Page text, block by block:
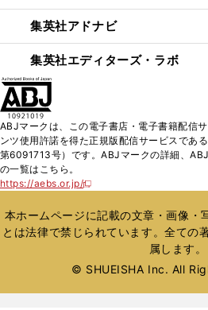
集英社アドナビ
集英社エディターズ・ラボ
ABJマークは、この電子書店・電子書籍配信
ンツ使用許諾を得た正規版配信サービスであ
第6091713号）です。ABJマークの詳細、
の一覧はこちら。
https://aebs.or.jp/
新
い
ウ
ィ
ウ
本ホームページに記載の文章・画像・
とは法律で禁じられています。全ての
属します。
© SHUEISHA Inc. All